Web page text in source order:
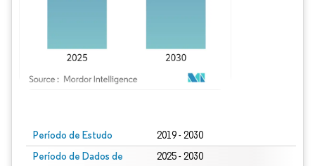
Período de Estudo 2019 - 2030
Período de Dados de
2025 - 2030